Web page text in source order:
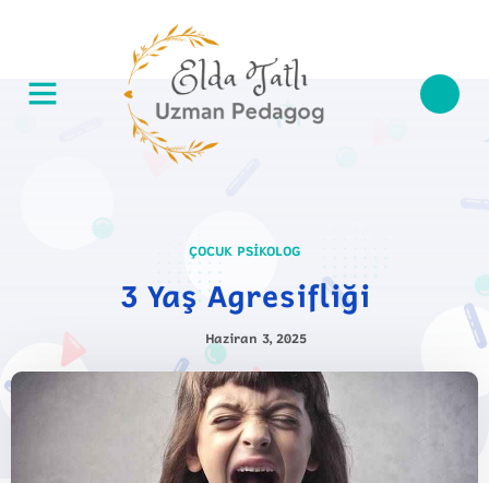
ÇOCUK PSIKOLOG
3 Yaş Agresifliği
Haziran 3, 2025